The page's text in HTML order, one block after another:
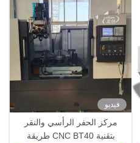
فيديو
مركز الحفر الرأسي والنقر
بتقنية CNC BT40 طريقة